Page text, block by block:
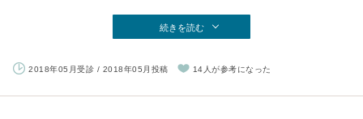
続きを読む
2018年05月受診 / 2018年05月投稿 14人が参考になった